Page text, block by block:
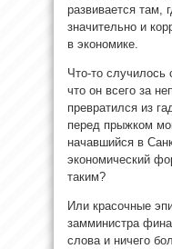
развивается там,
значительно и
в экономике.
Что-то
что он всего за
превратился из
перед прыжком
начавшийся в
экономический
таким?
Или красочные
замминистра
слова и ничего